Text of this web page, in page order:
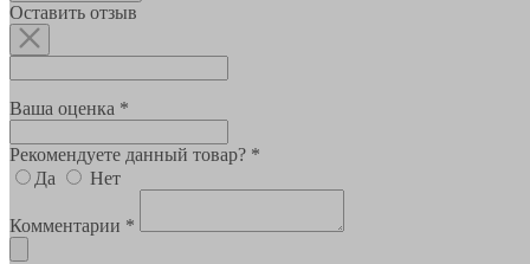
Оставить отзыв
Ваша оценка *
Рекомендуете данный товар? *
Да
Нет
Комментарии *